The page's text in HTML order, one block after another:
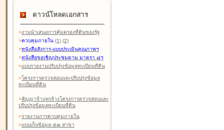
ดาวน์โหลดเอกสาร
>งานนำเสนอการคุ้มครองที่ดินของรัฐ
>ควบคุมภายใน (1) (2)
>หนังสือสังการ-แบบประเมินคุณภาพฯ
>หนังสือขอเชิญประชุมตาม มาตรา ๘ฯ
>แบบรายงานปรับปรุงข้อมูลทะเบียนที่ดิน
>โครงการตรวจสอบและปรับปรุงข้อมูล
ทะเบียนที่ดิน
>สัญญาจ้างลูกจ้างโครงการตรวจสอบและ
ปรับปรุงข้อมูลทะเบียนที่ดิน
>รายงานการควบคุมภายใน
>แบบเก็บข้อมูล ๕๗ สาขา